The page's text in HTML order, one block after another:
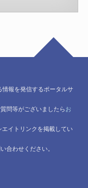
報を発信するポータルサ
問等がございましたら お
イトリンクを掲載してい
合わせください。